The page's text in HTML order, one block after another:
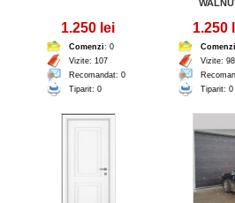
1.250 lei
Comenzi: 0
Vizite: 107
Recomandat: 0
Tiparit: 0
1.250
Comenzi
Vizite: 98
Tiparit: 0